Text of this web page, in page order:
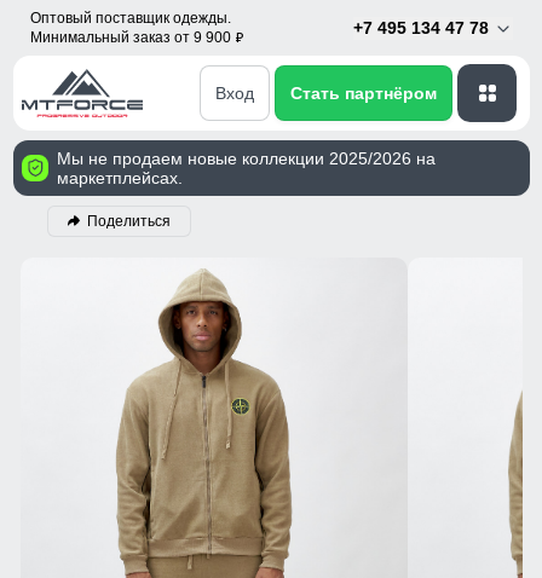
Оптовый поставщик одежды.
Минимальный заказ от 9 900 p
+7 495 134 47 78
Вход Стать партнёром
Мы не продаем новые коллекции 2025/2026 на
маркетплейсах.
Поделиться